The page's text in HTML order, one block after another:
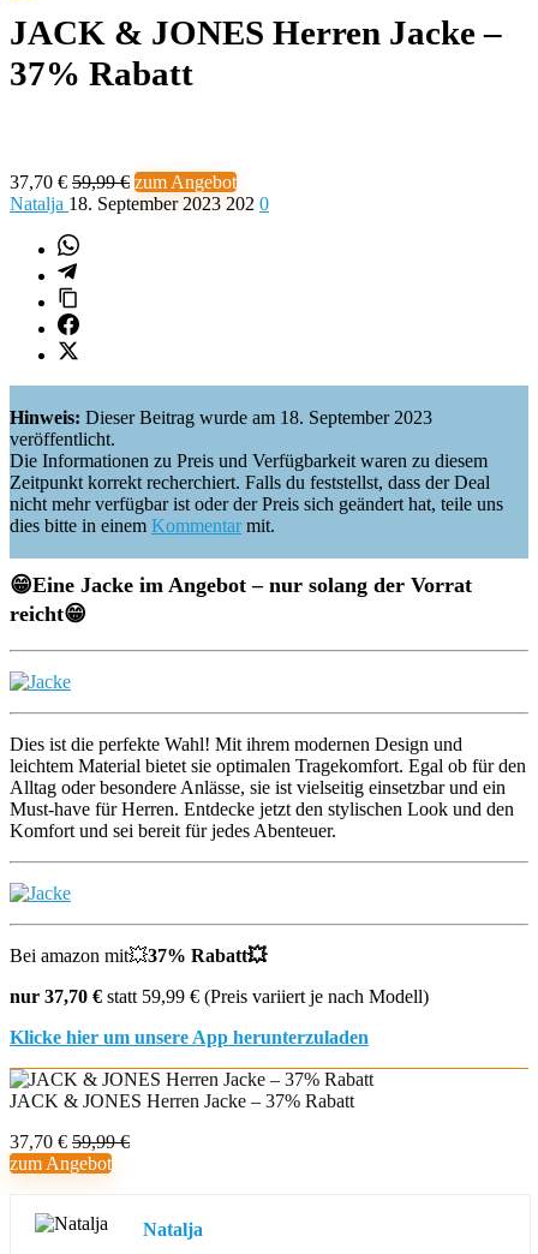
JACK & JONES Herren Jacke –
37% Rabatt
37,70 € 59,99 € zum Angebot
Natalja 18. September 2023 202 0
Hinweis: Dieser Beitrag wurde am 18. September 2023
veröffentlicht.
Die Informationen zu Preis und Verfügbarkeit waren zu diesem
Zeitpunkt korrekt recherchiert. Falls du feststellst, dass der Deal
nicht mehr verfügbar ist oder der Preis sich geändert hat, teile uns
dies bitte in einem Kommentarmit.
😁Eine Jacke im Angebot – nur solang der Vorrat
reicht😁
Dies ist die perfekte Wahl! Mit ihrem modernen Design und
leichtem Material bietet sie optimalen Tragekomfort. Egal ob für den
Alltag oder besondere Anlässe, sie ist vielseitig einsetzbar und ein
Must-have für Herren. Entdecke jetzt den stylischen Look und den
Komfort und sei bereit für jedes Abenteuer.
Bei amazon mit💥37% Rabatt💥
nur 37,70 € statt 59,99 € (Preis variiert je nach Modell)
Klicke hier um unsere App herunterzuladen
JACK & JONES Herren Jacke – 37% Rabatt
37,70 € 59,99 €
zum Angebot
Natalja